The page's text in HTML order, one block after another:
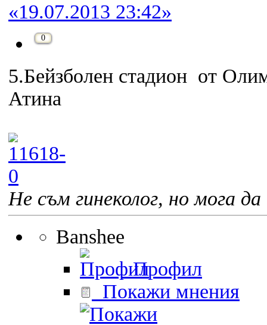
«19.07.2013 23:42»
0
5.Бейзболен стадион от
Атина
Не съм гинеколог, но мога да
Banshee
Профил
Покажи мнения